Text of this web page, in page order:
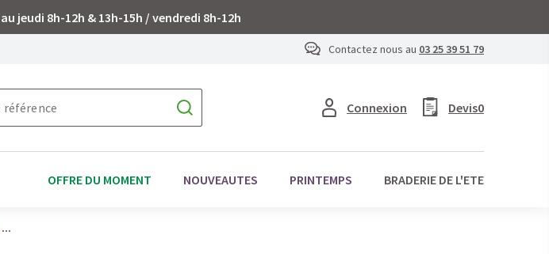
jeudi 8h-12h & 13h-15h / vendredi 8h-12h
Contactez nous au 03 25 39 51 79
Connexion Devis0
OFFRE DU MOMENT NOUVEAUTES PRINTEMPS BRADERIE DE L'ETE